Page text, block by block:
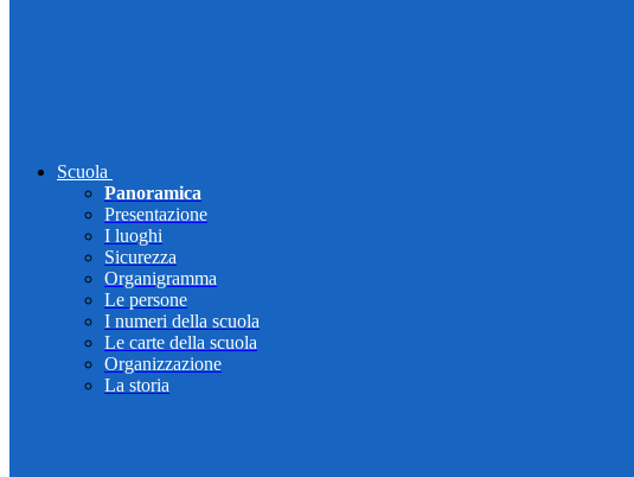
Scuola
Panoramica
Presentazione
I luoghi
Sicurezza
Organigramma
Le persone
I numeri della scuola
Le carte della scuola
Organizzazione
La storia